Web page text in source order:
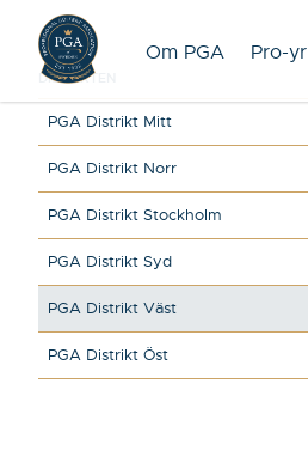
Om PGA Pro-
DISTRIKTEN
PGA Distrikt Mitt
PGA Distrikt Norr
PGA Distrikt Stockholm
PGA Distrikt Syd
PGA Distrikt Väst
PGA Distrikt Öst